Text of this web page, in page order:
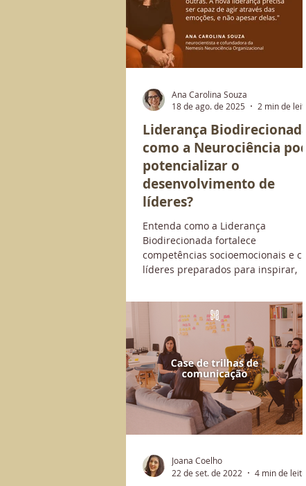
Liderança Biodirecionada:
como a Neurociência
potencializar o
desenvolvimento de
líderes?
Entenda como a Liderança
Biodirecionada fortalece
competências socioemocionais e
líderes preparados para inspirar,
sustentáveis.
Ana Carolina Souza
18 de ago. de 2025
2 min de
Joana Coelho
22 de set. de 2022
4 min de